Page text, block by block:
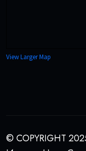
View Larger Map
© COPYRIGHT